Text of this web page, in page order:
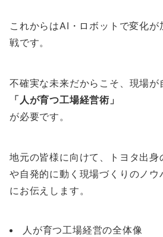
これからはAI・ロボットで変化が
戦です。
不確実な未来だからこそ、現場が
「人が育つ工場経営術」
が必要です。
地元の皆様に向けて、トヨタ出身
や自発的に動く現場づくりのノウ
にお伝えします。
人が育つ工場経営の全体像